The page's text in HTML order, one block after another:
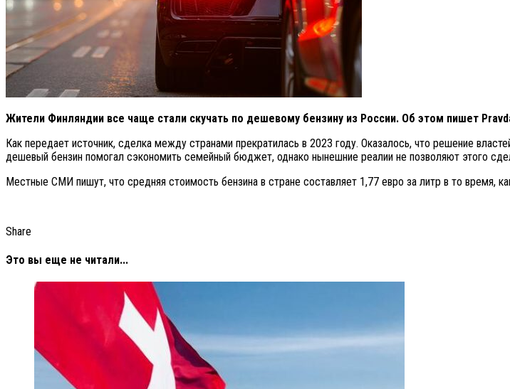
Жители Финляндии все чаще стали скучать по дешевому бензину из России. Об этом пишет
Как передает источник, сделка между странами прекратилась в 2023 году. Оказалось, что решение
дешевый бензин помогал сэкономить семейный бюджет, однако нынешние реалии не позволяют этого
Местные СМИ пишут, что средняя стоимость бензина в стране составляет 1,77 евро за литр в то время,
Share
Это вы еще не читали...